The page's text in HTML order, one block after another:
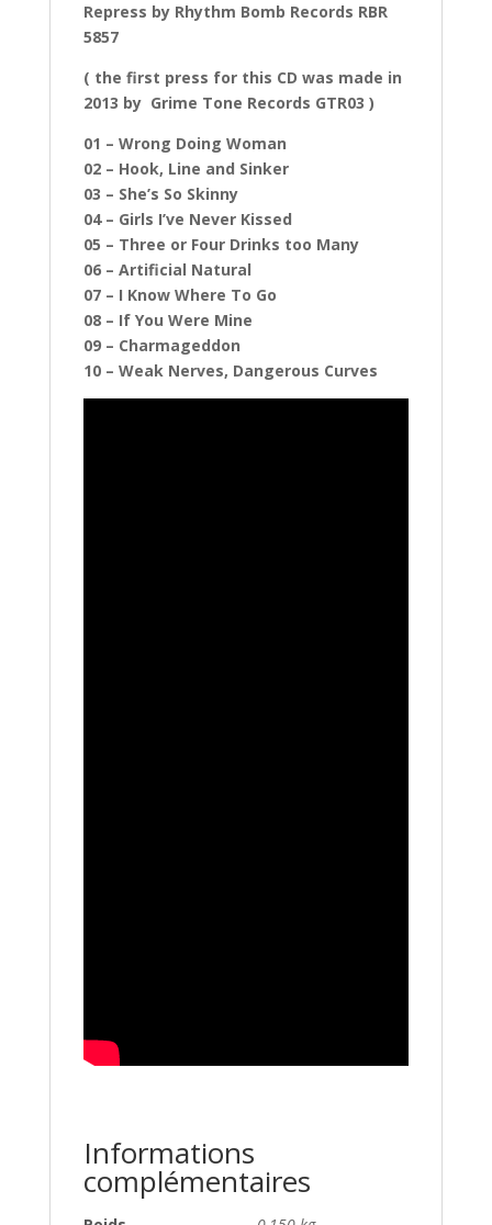
Repress by Rhythm Bomb Records RBR
5857
( the first press for this CD was made in
2013 by Grime Tone Records GTR03 )
01 – Wrong Doing Woman
02 – Hook, Line and Sinker
03 – She’s So Skinny
04 – Girls I’ve Never Kissed
05 – Three or Four Drinks too Many
06 – Artificial Natural
07 – I Know Where To Go
08 – If You Were Mine
09 – Charmageddon
10 – Weak Nerves, Dangerous Curves
Informations
complémentaires